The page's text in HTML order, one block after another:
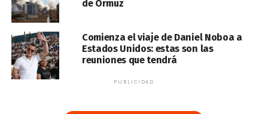
de Ormuz
Comienza el viaje de Daniel Noboa a
Estados Unidos: estas son las
reuniones que tendrá
PUBLICIDAD